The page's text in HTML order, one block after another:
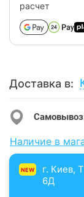
расчет
Доставка в:
Наличие в
NEW
г. Киев,
6Д